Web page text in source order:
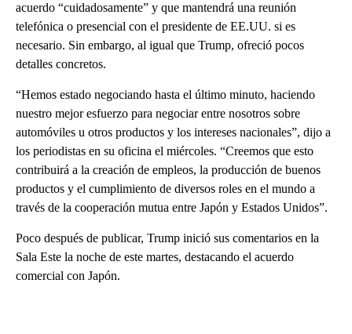
acuerdo “cuidadosamente” y que mantendrá una reunión
telefónica o presencial con el presidente de EE.UU. si es
necesario. Sin embargo, al igual que Trump, ofreció pocos
detalles concretos.
“Hemos estado negociando hasta el último minuto, haciendo
nuestro mejor esfuerzo para negociar entre nosotros sobre
automóviles u otros productos y los intereses nacionales”, dijo a
los periodistas en su oficina el miércoles. “Creemos que esto
contribuirá a la creación de empleos, la producción de buenos
productos y el cumplimiento de diversos roles en el mundo a
través de la cooperación mutua entre Japón y Estados Unidos”.
Poco después de publicar, Trump inició sus comentarios en la
Sala Este la noche de este martes, destacando el acuerdo
comercial con Japón.